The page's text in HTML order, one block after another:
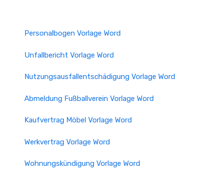
Personalbogen Vorlage Word
Unfallbericht Vorlage Word
Nutzungsausfallentschädigung Vorlage Word
Abmeldung Fußballverein Vorlage Word
Kaufvertrag Möbel Vorlage Word
Werkvertrag Vorlage Word
Wohnungskündigung Vorlage Word